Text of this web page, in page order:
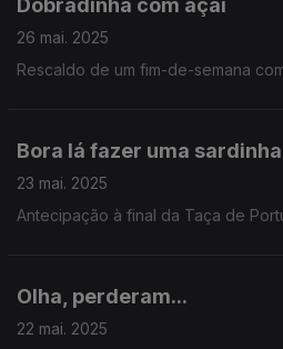
Dobradinha com açaí
26 mai. 2025
Rescaldo de um fim-de-semana
Bora lá fazer uma
23 mai. 2025
Antecipação à final da Taça de
Olha, perderam...
22 mai. 2025